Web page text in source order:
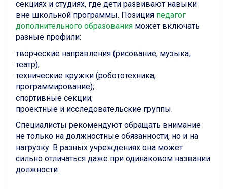
секциях и студиях, где дети развивают навыки
вне школьной программы. Позиция педагог
дополнительного образования может включать
разные профили:
творческие направления (рисование, музыка,
театр);
технические кружки (робототехника,
программирование);
спортивные секции;
проектные и исследовательские группы.
Специалисты рекомендуют обращать внимание
не только на должностные обязанности, но и на
нагрузку. В разных учреждениях она может
сильно отличаться даже при одинаковом названии
должности.